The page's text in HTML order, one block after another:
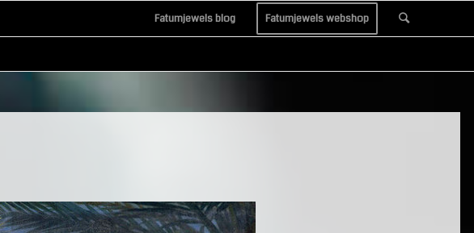
Fatumjewels blog Fatumjewels webshop